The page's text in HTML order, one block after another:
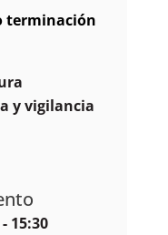
terminación
y vigilancia
15:30